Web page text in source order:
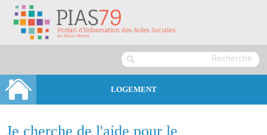
LOGEMENT
Je cherche de l'aide pour le